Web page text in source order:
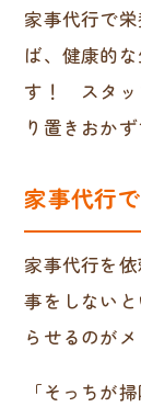
家事代行で
ば、健康的
す！ スタッ
り置きおか
家事代行
家事代行を
事をしない
らせるのがメ
「そっちが